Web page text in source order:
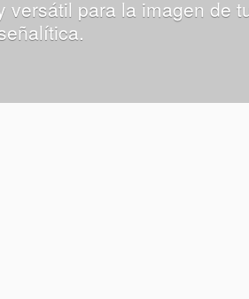
para la imagen de